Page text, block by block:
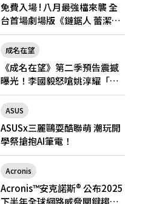
免費入場 ! 八月最強檔來襲 全
台首場劇場版《鏈鋸人 蕾潔
篇》快閃店就在新光三越台北
南西一館8/6限定登場
成名在望
《成名在望》第二季預告震撼
曝光！李國毅怒嗆姚淳耀「當
邱家的狗」兄弟情決裂
ASUS
ASUSx三麗鷗耍酷聯萌 潮玩開
學祭搶抱AI筆電！
Acronis
Acronis™安克諾斯® 公布2025
下半年全球網路威脅關鍵趨